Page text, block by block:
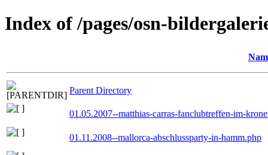
Index of /pages/osn-
Parent Directory
01.05.2007--matthias-carras-fanclubtreffen-im-
01.11.2008--mallorca-abschlussparty-in-hamm.php